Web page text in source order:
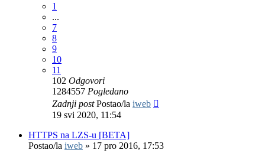
1
...
7
8
9
10
11
102 Odgovori
1284557 Pogledano
Zadnji postPostao/la iweb
19 svi 2020, 11:54
HTTPS na LZS-u [BETA]
Postao/la iweb » 17 pro 2016, 17:53